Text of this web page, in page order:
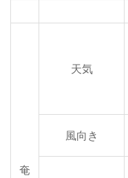
奄
天気
風向き